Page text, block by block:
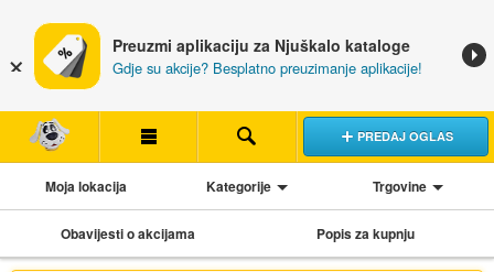
Preuzmi aplikaciju za Njuškalo kataloge
Gdje su akcije? Besplatno preuzimanje aplikacije!
PREDAJ OGLAS
Moja lokacija Kategorije Trgovine
Obavijesti o akcijama Popis za kupnju